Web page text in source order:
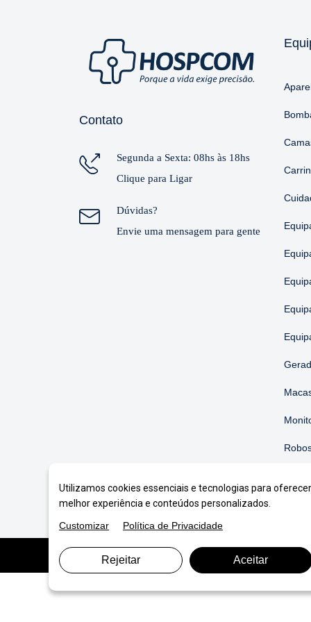
Contato
Segunda a Sexta: 08hs às 18hs
Clique para Ligar
Dúvidas?
Envie uma mensagem para gente
© Copyright 2026. DIVIAMarketing Digital. Todos
Utilizamos cookies essenciais e tecnologias para oferecer
melhor experiência e conteúdos personalizados.
Customizar
Política de Privacidade
Rejeitar Aceitar